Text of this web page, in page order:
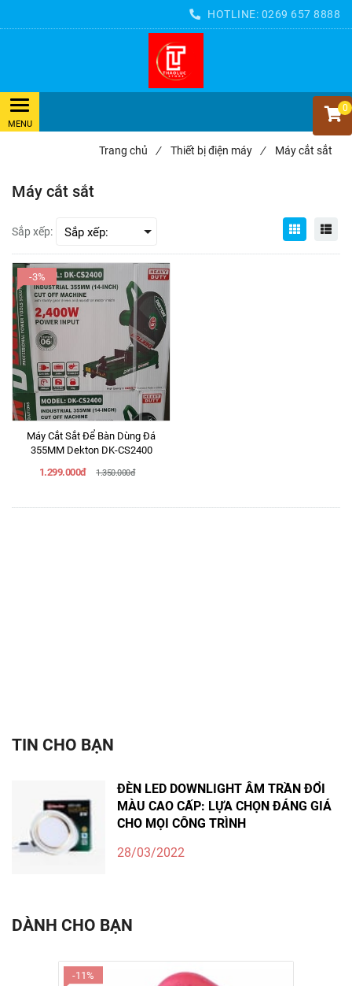
HOTLINE: 0269 657 8888
0
Trang chủ / Thiết bị điện máy / Máy cắt sắt
Máy cắt sắt
Sắp xếp:
-3%
Máy Cắt Sắt Để Bàn Dùng Đá
355MM Dekton DK-CS2400
1.299.000đ
1.350.000đ
TIN CHO BẠN
ĐÈN LED DOWNLIGHT ÂM TRẦN ĐỔI
MÀU CAO CẤP: LỰA CHỌN ĐÁNG GIÁ
CHO MỌI CÔNG TRÌNH
28/03/2022
DÀNH CHO BẠN
-11%